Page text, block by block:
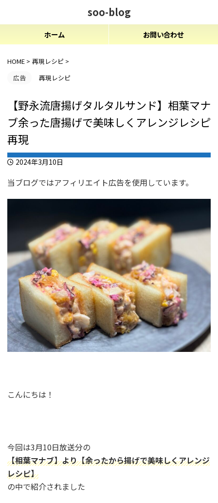
soo-blog
ホーム お問い合わせ
HOME > 再現レシピ >
広告
再現レシピ
【野永流唐揚げタルタルサンド】相葉マナ
ブ余った唐揚げで美味しくアレンジレシピ
再現
2024年3月10日
当ブログではアフィリエイト広告を使用しています。
こんにちは！
今回は3月10日放送分の
【相葉マナブ】より【余ったから揚げで美味しくアレンジ
レシピ】
の中で紹介されました